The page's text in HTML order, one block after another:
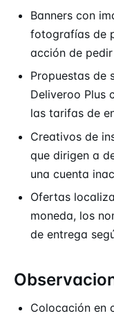
Banners con
fotografías de
acción de
Propuestas de
Deliveroo Plus
las tarifas de
Creativos de
que dirigen a
una cuenta
Ofertas
moneda, los
de entrega
Colocación en